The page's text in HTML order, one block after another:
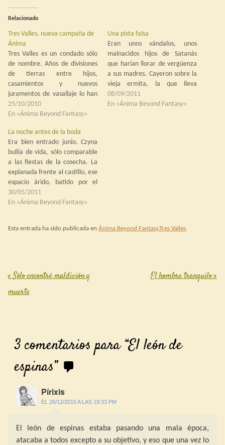
Relacionado
Tres Valles, nueva campaña de
Ánima
Tres Valles es un condado sólo
de nombre. Años de divisiones
de tierras entre hijos,
casamientos y nuevos
juramentos de vasallaje lo han
reducido a la cabecera de tres
valles en la vertiente dalense
arriba, con veranos suaves e
inviernos largos bajo la nieve.…
25/10/2010
En «Ánima Beyond Fantasy»
Una pista falsa
Eran unos vándalos, unos
malnacidos hijos de Satanás
que harían llorar de vergüenza
a sus madres. Cayeron sobre la
vieja ermita, la que lleva
abandonada cincuenta años, la
que está más allá del Chorlón,
08/09/2011
En «Ánima Beyond Fantasy»
La noche antes de la boda
Era bien entrado junio. Czyna
bullía de vida, sólo comparable
a las fiestas de la cosecha. La
explanada frente al castillo, ese
espacio árido, batido por el
viento y helado en invierno, era
ahora la plaza del mercado,
del condado: mercaderes de…
30/05/2011
En «Ánima Beyond Fantasy»
Esta entrada ha sido publicada en Ánima Beyond Fantasy,Tres Valles.
Post navigation
«Sólo encontré maldición y
muerte
El hombre tranquilo»
3 comentarios para “El león de
espinas”
Pírixis
EL 26/12/2010 A LAS 19:33 PM
El león de espinas estaba pasando una mala época,
atacaba a todos excepto a su objetivo, y eso que una vez lo